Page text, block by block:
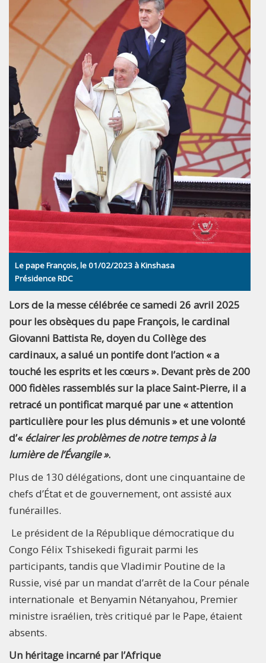
Le pape François, le 01/02/2023 à Kinshasa
Présidence RDC
Lors de la messe célébrée ce samedi 26 avril 2025
pour les obsèques du pape François, le cardinal
Giovanni Battista Re, doyen du Collège des
cardinaux, a salué un pontife dont l’action « a
touché les esprits et les cœurs ». Devant près de 200
000 fidèles rassemblés sur la place Saint-Pierre, il a
retracé un pontificat marqué par une « attention
particulière pour les plus démunis » et une volonté
d’« éclairer les problèmes de notre temps à la
lumière de l’Évangile ».
Plus de 130 délégations, dont une cinquantaine de
chefs d’État et de gouvernement, ont assisté aux
funérailles.
Le président de la République démocratique du
Congo Félix Tshisekedi figurait parmi les
participants, tandis que Vladimir Poutine de la
Russie, visé par un mandat d’arrêt de la Cour pénale
internationale et Benyamin Nétanyahou, Premier
ministre israélien, très critiqué par le Pape, étaient
absents.
Un héritage incarné par l’Afrique